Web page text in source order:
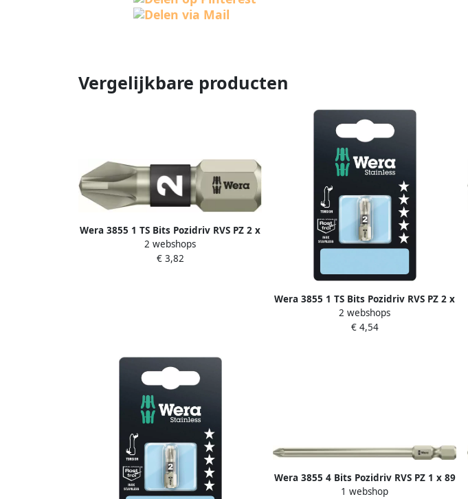
Vergelijkbare producten
Wera 3855 1 TS Bits Pozidriv RVS PZ 2 x
25 mm 1 stuk(s) 05071021001
2 webshops
€ 3,82
Wera 3855 1 TS Bits Pozidriv RVS PZ 2 x
25 mm 1 stuk(s) 05073614001
2 webshops
€ 4,54
Wera 3855 4 Bits Pozidriv RVS PZ 1 x 89
mm 1 stuk(s) 05071084001
1 webshop